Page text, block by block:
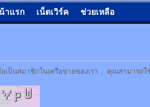
าแรก เน็ตเวิร์ค ช่วยเหลือ
เป็นสมาชิกในเครือข่ายของเรา， คุณสามาร